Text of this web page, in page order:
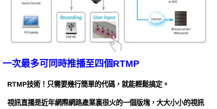
一次最多可同時推播至四個RTMP
RTMP技術！只需要幾行簡單的代碼，就能輕鬆搞定。
視訊直播是近年網際網路產業裏很火的一個版塊，大大小小的視訊